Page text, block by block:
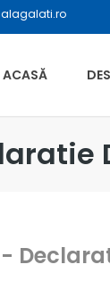
ACASĂ